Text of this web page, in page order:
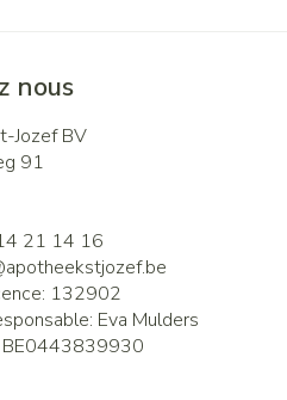
nous
Jozef BV
91
21 14 16
apotheekstjozef.be
132902
Eva Mulders
BE0443839930